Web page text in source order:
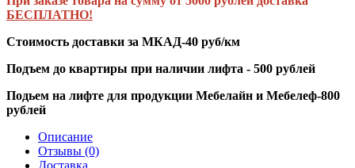
БЕСПЛАТНО!
Стоимость доставки за МКАД-40 руб/км
Подъем до квартиры при наличии лифта - 500 рублей
Подьем на лифте для продукции Мебелайн и Мебелеф-800
рублей
Описание
Отзывы (0)
Доставка